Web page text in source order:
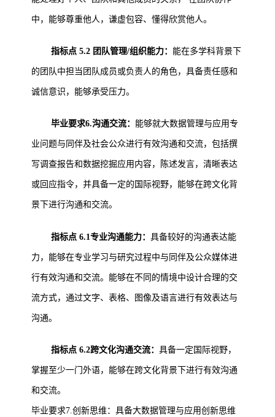
中，能够尊重他人，谦虚包容、懂得欣赏他人。
指标点 5.2 团队管理/组织能力： 能在多学科背景下
的团队中担当团队成员或负责人的角色，具备责任感和
诚信意识，能够承受压力。
毕业要求6.沟通交流： 能够就大数据管理与应用专
业问题与同伴及社会公众进行有效沟通和交流，包括撰
写调查报告和数据挖掘应用内容，陈述发言，清晰表达
或回应指令，并具备一定的国际视野，能够在跨文化背
景下进行沟通和交流。
指标点 6.1专业沟通能力：具备较好的沟通表达能
力，能够在专业学习与研究过程中与同伴及公众媒体进
行有效沟通和交流。能够在不同的情境中设计合理的交
流方式，通过文字、表格、图像及语言进行有效表达与
沟通。
指标点 6.2跨文化沟通交流：具备一定国际视野，
掌握至少一门外语，能够在跨文化背景下进行有效沟通
和交流。
毕业要求7.创新思维：具备大数据管理与应用创新思维